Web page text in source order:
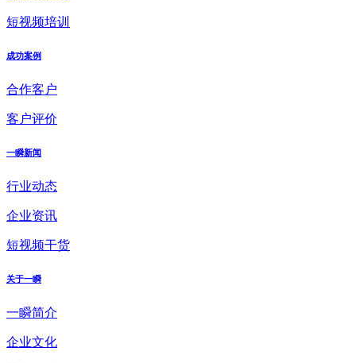
短视频培训
成功案例
合作客户
客户评价
一瞬新闻
行业动态
企业资讯
短视频干货
关于一瞬
一瞬简介
企业文化